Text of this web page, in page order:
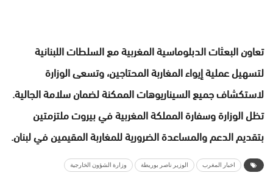
تعاون البعثات الدبلوماسية المغربية مع السلطات اللبنانية
لتسهيل عملية إيواء المغاربة المحتاجين، وتسعى الوزارة
لاستكشاف جميع السيناريوهات الممكنة لضمان سلامة الجالية.
تظل الوزارة وسفارة المملكة المغربية في بيروت ملتزمتين
بتقديم الدعم والمساعدة الضرورية للمغاربة المقيمين في لبنان.
اخبار المغرب الوزير ناصر بوريطة وزارة الشؤون الخارجية